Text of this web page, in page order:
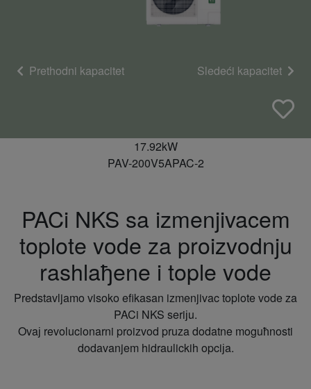
Prethodni kapacitet Sledeći kapacitet
17.92kW
PAV-200V5APAC-2
PACi NKS sa izmenjivacem
toplote vode za proizvodnju
rashlaђene i tople vode
Predstavljamo visoko efikasan izmenjivac toplote vode za
PACi NKS seriјu.
Ovaј revolucionarni proizvod pruza dodatne moguћnosti
dodavanjem hidraulickih opciјa.